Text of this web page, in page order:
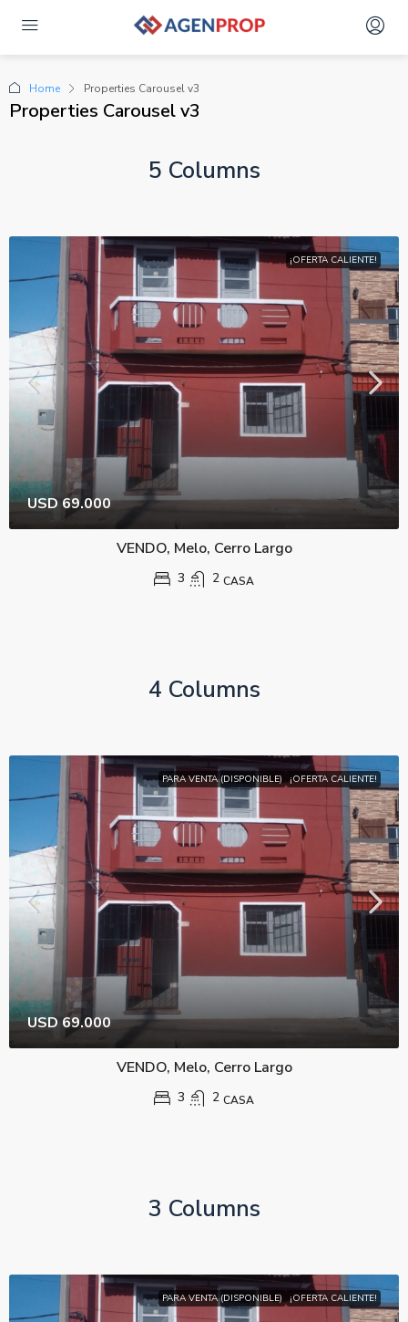
Home Properties Carousel v3
Properties Carousel v3
5 Columns
¡OFERTA CALIENTE!
USD 69.000
VENDO, Melo, Cerro Largo
3 2 CASA
4 Columns
PARA VENTA (DISPONIBLE) ¡OFERTA CALIENTE!
USD 69.000
VENDO, Melo, Cerro Largo
3 2 CASA
3 Columns
PARA VENTA (DISPONIBLE) ¡OFERTA CALIENTE!